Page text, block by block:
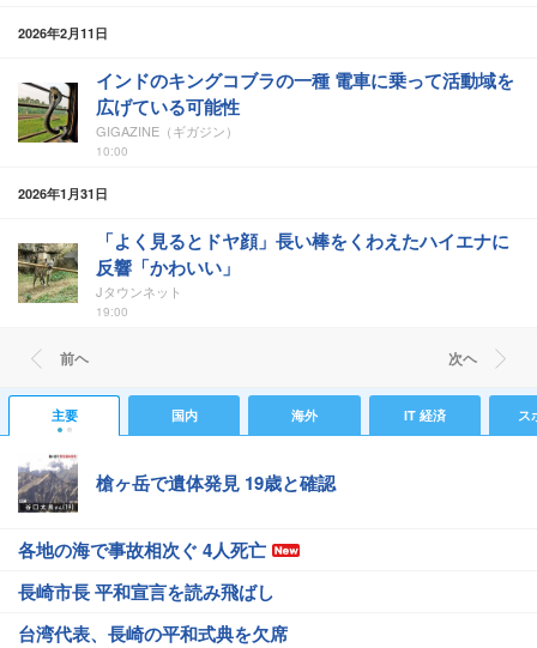
2026年2月11日
インドのキングコブラの一種 電車に乗って活動域を
広げている可能性
GIGAZINE（ギガジン）
10:00
2026年1月31日
「よく見るとドヤ顔」長い棒をくわえたハイエナに
反響「かわいい」
Jタウンネット
19:00
前ヘ 次ヘ
主要 国内 海外 IT 経済 ス
槍ヶ岳で遺体発見 19歳と確認
各地の海で事故相次ぐ 4人死亡
長崎市長 平和宣言を読み飛ばし
台湾代表、長崎の平和式典を欠席